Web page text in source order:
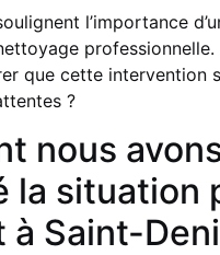
l’importance
professionnelle.
que cette intervention
?
nous
la situation
à Saint-